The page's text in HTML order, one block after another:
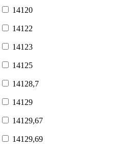
14120
14122
14123
14125
14128,7
14129
14129,67
14129,69